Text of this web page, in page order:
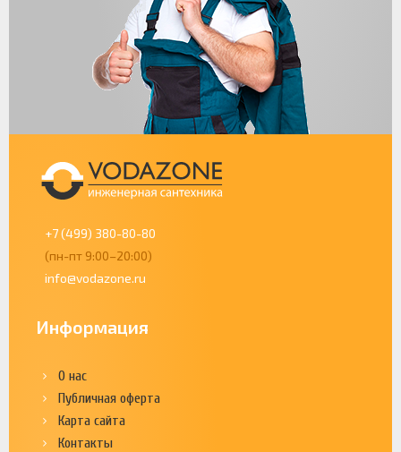
+7 (499) 380-80-80
(пн-пт 9:00–20:00)
info@vodazone.ru
Информация
О нас
Публичная оферта
Карта сайта
Контакты